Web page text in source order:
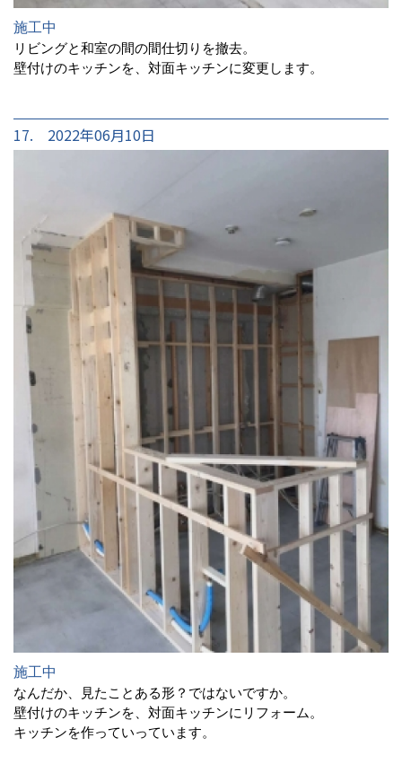
施工中
リビングと和室の間の間仕切りを撤去。
壁付けのキッチンを、対面キッチンに変更します。
17. 2022年06月10日
施工中
なんだか、見たことある形？ではないですか。
壁付けのキッチンを、対面キッチンにリフォーム。
キッチンを作っていっています。